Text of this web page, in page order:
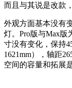
而且与其说是改款
外观方面基本没有
灯。Pro版与Max版
寸没有变化，保持
1621mm），轴距
空间的容量和拓展